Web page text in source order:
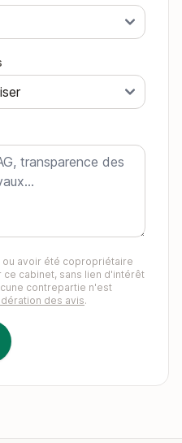
ou avoir été copropriétaire
cabinet, sans lien d'intérêt
contrepartie n'est
des avis.